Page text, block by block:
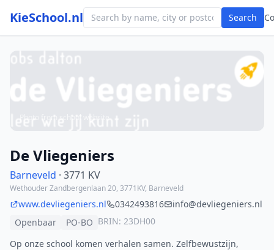
KieSchool.nl Search
Photo from school website
De Vliegeniers
Barneveld · 3771 KV
Wethouder Zandbergenlaan 20, 3771KV, Barneveld
www.devliegeniers.nl 0342493816
info@devliegeniers.nl
Openbaar
PO-BO BRIN: 23DH00
Op onze school komen verhalen samen. Zelfbewustzijn,